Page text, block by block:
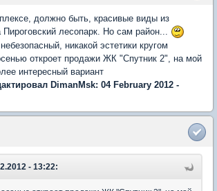
должно быть, красивые виды из
Пироговский лесопарк. Но сам район...
никакой эстетики кругом
откроет продажи ЖК "Спутник 2", на мой
интересный вариант
DimanMsk: 04 February 2012 -
- 13:22: